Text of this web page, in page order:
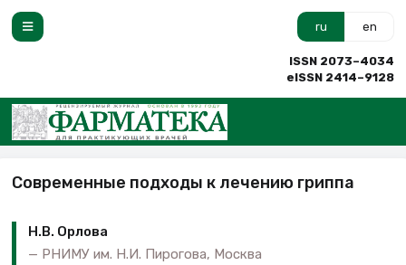
ru en
ISSN 2073–4034
eISSN 2414–9128
Современные подходы к лечению гриппа
Н.В. Орлова
РНИМУ им. Н.И. Пирогова, Москва